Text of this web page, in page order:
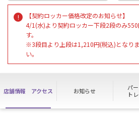
【契約ロッカー価格改定のお知らせ】
4/1(水)より契約ロッカー下段2段のみ
す。
※3段目より上段は1,210円(税込)となり
い。
店舗情報 アクセス お知らせ
パ
ト